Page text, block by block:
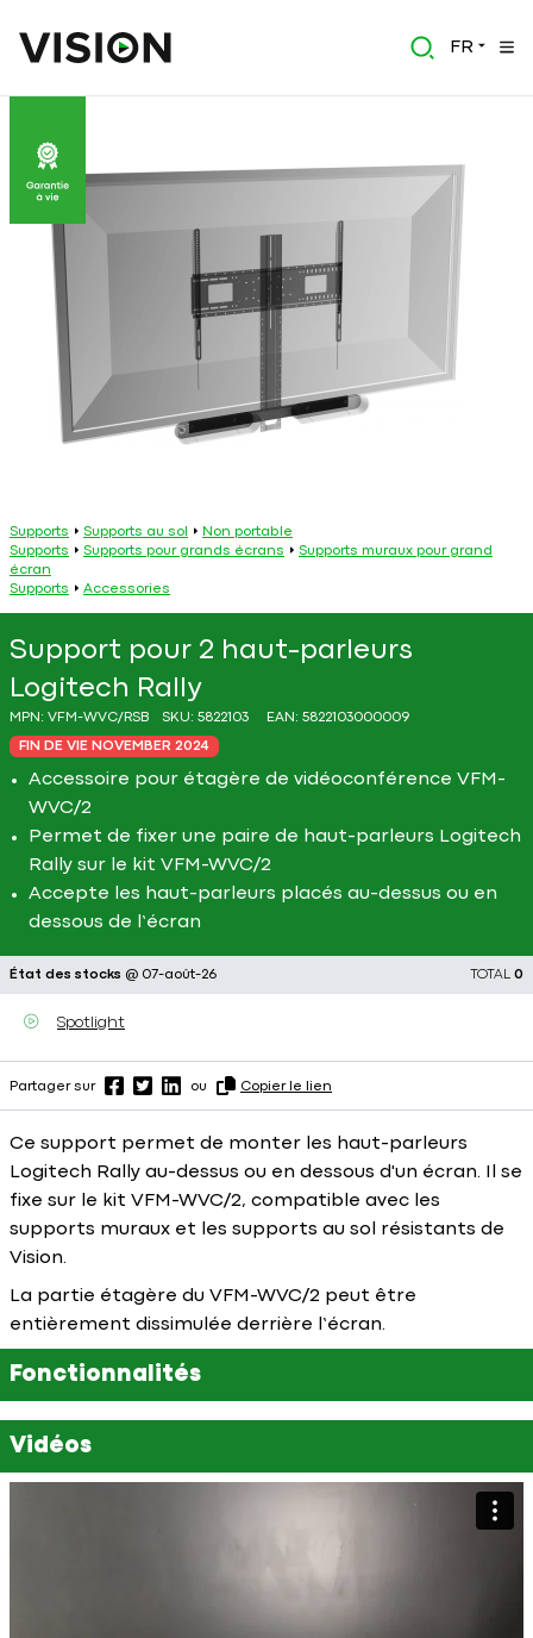
FR
Supports Supports au sol
Non portable
Supports
Supports pour grands écrans
Supports muraux pour grand
écran
Supports
Accessories
Support pour 2 haut-parleurs
Logitech Rally
MPN: VFM-WVC/RSB SKU: 5822103 EAN: 5822103000009
FIN DE VIE NOVEMBER 2024
Accessoire pour étagère de vidéoconférence VFM-
WVC/2
Permet de fixer une paire de haut-parleurs Logitech
Rally sur le kit VFM-WVC/2
Accepte les haut-parleurs placés au-dessus ou en
dessous de l’écran
État des stocks @ 07-août-26 TOTAL 0
Spotlight
Partager sur ou Copier le lien
Ce support permet de monter les haut-parleurs
Logitech Rally au-dessus ou en dessous d'un écran. Il se
fixe sur le kit VFM-WVC/2, compatible avec les
supports muraux et les supports au sol résistants de
Vision.
La partie étagère du VFM-WVC/2 peut être
entièrement dissimulée derrière l’écran.
Fonctionnalités
Vidéos